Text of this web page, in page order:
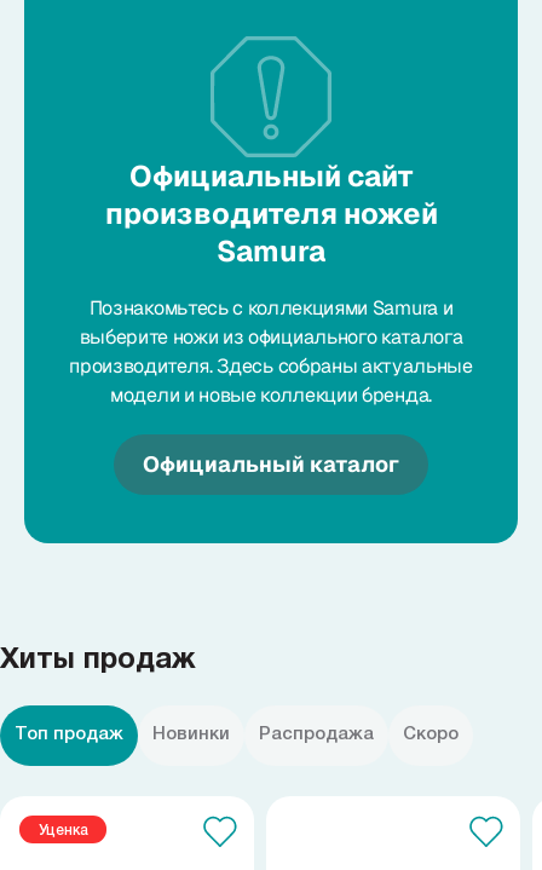
Официальный сайт
производителя ножей
Samura
Познакомьтесь с коллекциями Samura и
выберите ножи из официального каталога
производителя. Здесь собраны актуальные
модели и новые коллекции бренда.
Официальный каталог
Хиты продаж
Топ продаж Новинки Распродажа Скоро
Уценка